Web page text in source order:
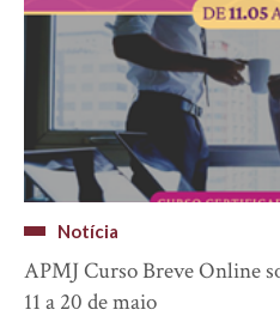
Notícia
APMJ Curso Breve Online
11 a 20 de maio